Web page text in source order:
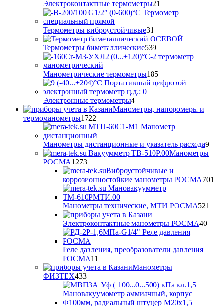
Электроконтактные термометры21
товар
Термометры виброустойчивые31
товар
Термометры биметаллические539539
товаров
Манометрические термометры185185
товаров
Электронные термометры44
товара
Манометры, напоромеры и
термоманометры1722
товара
Манометры дистанционные и указатель расхода99
Манометры
РОСМА12731273
товараВиброустойчивые и
коррозионностойкие манометры РОСМА701
Манометры технические, МТИ РОСМА521
Электроконтактные манометры РОСМА4040
Реле давления, преобразователи давления
РОСМА11
товаров
Манометры
ФИЗТЕХ433433
товара